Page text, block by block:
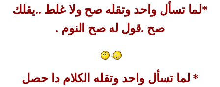
*لما تسأل واحد وتقله صح ولا غلط ..يقلك
صح .قول له صح النوم .
* لما تسأل واحد وتقله الكلام دا حصل